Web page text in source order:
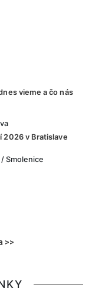
vieme a čo nás
2026 v Bratislave
/ Smolenice
>>